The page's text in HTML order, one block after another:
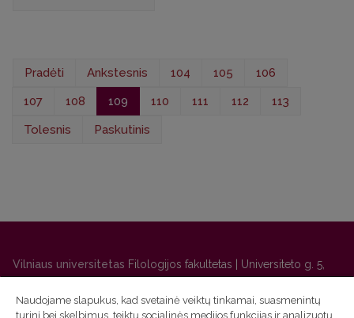
Pradėti Ankstesnis 104 105
106
107
108 109 110 111 112
113
Tolesnis
Paskutinis
Vilniaus universitetas Filologijos fakultetas | Universiteto g. 5,
LT-01131 Vilnius
Studijų skyriaus(studijų ir tvarkaraščio klausimai) tel. (0 5) 268
Naudojame slapukus, kad svetainė veiktų tinkamai, suasmenintų
turinį bei skelbimus, teiktų socialinės medijos funkcijas ir analizuotų